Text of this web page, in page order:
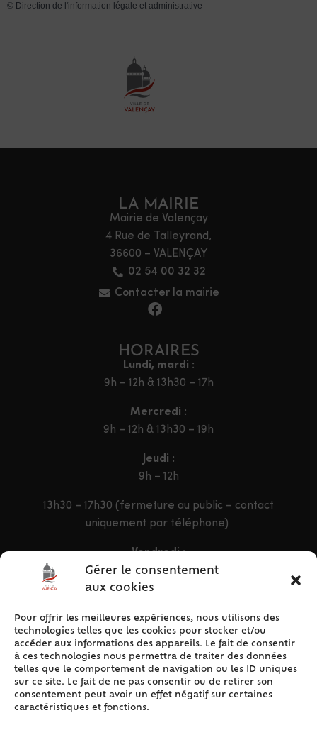
Gérer le consentement
aux cookies
Pour offrir les meilleures expériences, nous utilisons des
technologies telles que les cookies pour stocker et/ou
accéder aux informations des appareils. Le fait de consentir
à ces technologies nous permettra de traiter des données
telles que le comportement de navigation ou les ID uniques
sur ce site. Le fait de ne pas consentir ou de retirer son
consentement peut avoir un effet négatif sur certaines
caractéristiques et fonctions.
© Direction de l'information légale et administrative
LA MAIRIE
Mairie de Valençay
4 Rue de Talleyrand,
36600 – VALENÇAY
02 54 00 32 32
Contacter la mairie
HORAIRES
Lundi, mardi :
9h – 12h & 13h30 – 17h
Mercredi :
9h – 12h & 13h30 – 19h
Jeudi :
9h – 12h
13h30 – 17h30 (fermeture au public – contact
uniquement par téléphone)
Vendredi :
9h – 12h & 13h30 – 16h30
ACCÈS RAPIDE
Accueil
Contact
Plan du site
Mentions légales